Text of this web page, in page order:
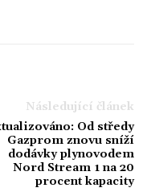
Následující článek
Od středy
Gazprom znovu sníží
dodávky plynovodem
Nord Stream 1 na 20
procent kapacity